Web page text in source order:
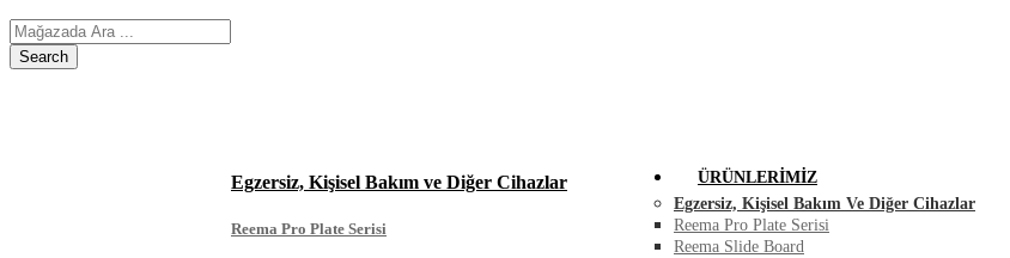
Search
Egzersiz, Kişisel Bakım ve Diğer Cihazlar
Reema Pro Plate Serisi
ÜRÜNLERIMIZ
Egzersiz, Kişisel Bakım Ve Diğer Cihazlar
Reema Pro Plate Serisi
Reema Slide Board